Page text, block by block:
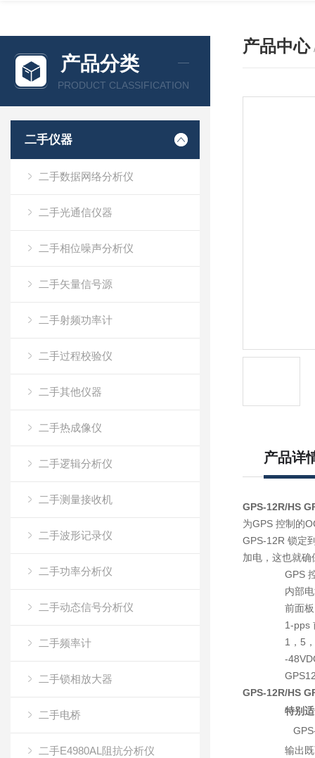
产品分类
PRODUCT CLASSIFICATION
二手仪器
二手数据网络分析仪
二手光通信仪器
二手相位噪声分析仪
二手矢量信号源
二手射频功率计
二手过程校验仪
二手其他仪器
二手热成像仪
二手逻辑分析仪
二手测量接收机
二手波形记录仪
二手功率分析仪
二手动态信号分析仪
二手频率计
二手锁相放大器
二手电桥
二手E4980AL阻抗分析仪
产品中心
产品详
GPS-12R/HS
为GPS 控制的
GPS-12R 锁定
加电，这也就
GPS
内部
前面
1-pps
1，5
-
GPS-12R/HS
特别
输出